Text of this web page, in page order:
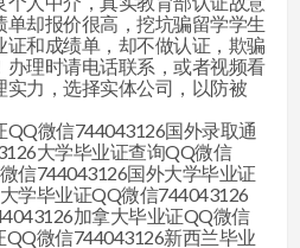
单却报价很高，挖坑骗留学学生
和成绩单，却不做认证，欺骗
办理时请电话联系，或者视频看
力，选择实体公司，以防被
微信744043126国外录取通
大学毕业证查询QQ微信
信744043126国外大学毕业证
学毕业证QQ微信744043126
加拿大毕业证QQ微信
微信744043126新西兰毕业